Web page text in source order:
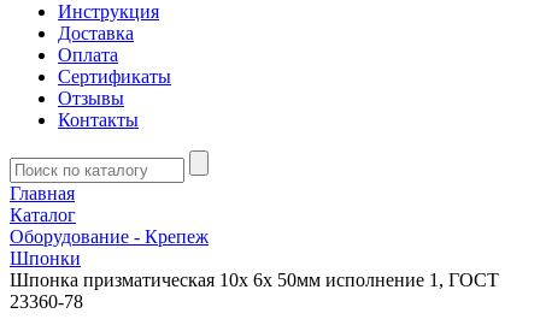
Инструкция
Доставка
Оплата
Сертификаты
Отзывы
Контакты
Главная
Каталог
Оборудование - Крепеж
Шпонки
Шпонка призматическая 10х 6х 50мм исполнение 1, ГОСТ
23360-78